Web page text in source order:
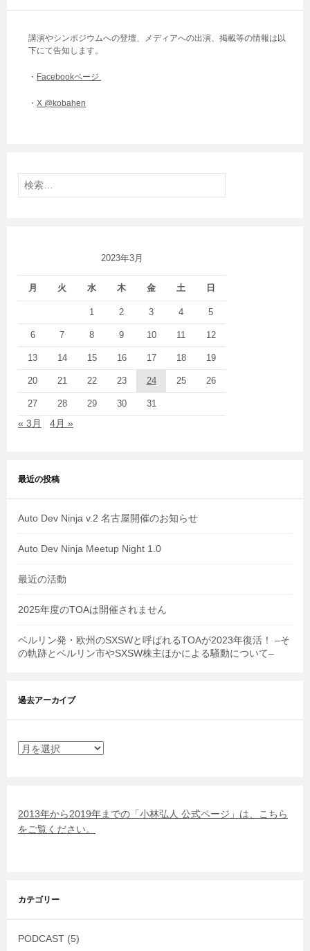
講演やシンポジウムへの登壇、メディアへの出演、掲載等の情報は以
下にて告知します。
・ Facebookページ
・ X @kobahen
検
索:
2023年3月
月 火 水 木 金 土 日
1 2 3 4 5
6 7 8 9 10 11 12
13 14 15 16 17 18 19
20 21 22 23 24 25 26
27 28 29 30 31
« 3月 4月 »
最近の投稿
Auto Dev Ninja v.2 名古屋開催のお知らせ
Auto Dev Ninja Meetup Night 1.0
最近の活動
2025年度のTOAは開催されません
ベルリン発・欧州のSXSWと呼ばれるTOAが2023年復活！ –そ
の軌跡とベルリン市やSXSW株主ほかによる騒動について–
過去アーカイブ
過
カ
イ
2013年から2019年までの「小林弘人 公式ページ」は、こちら
をご覧ください。
カテゴリー
PODCAST (5)